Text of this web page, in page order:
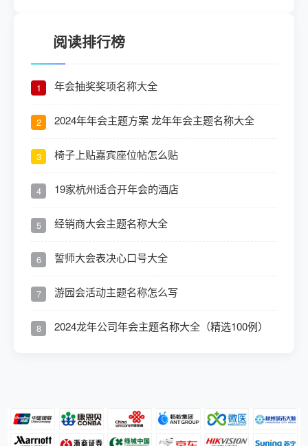
阅读排行榜
1 年会抽奖奖项名称大全
2 2024年年会主题方案 龙年年会主题名称大全
3 椅子上贴嘉宾座位帖怎么贴
4 19家杭州适合开年会的酒店
5 经销商大会主题名称大全
6 誓师大会表决心口号大全
7 游园会活动主题名称怎么写
8 2024龙年公司年会主题名称大全（精选100例）